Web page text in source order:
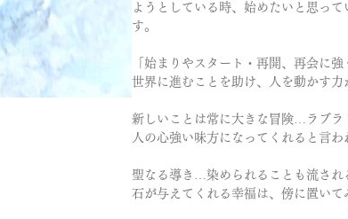
ようとしている時、始めたいと思っ
す。
「始まりやスタート・再開、再会に
世界に進むことを助け、人を動かす力
新しいことは常に大きな冒険…ラブラ
人の心強い味方になってくれると言わ
聖なる導き…染められることも流され
石が与えてくれる幸福は、傍に置い